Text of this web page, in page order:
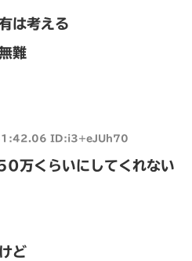
は考える
難
ID:i3+eJUh70
万くらいにしてくれない
ど